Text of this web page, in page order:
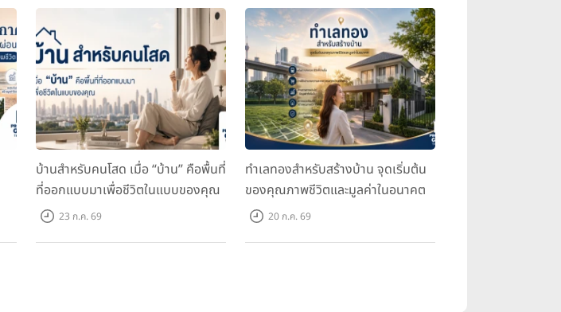
บ้านสำหรับคนโสด เมื่อ “บ้าน” คือพื้นที่
ที่ออกแบบมาเพื่อชีวิตในแบบของคุณ
23 ก.ค. 69
ทำเลทองสำหรับสร้างบ้าน จุดเริ่มต้น
ของคุณภาพชีวิตและมูลค่าในอนาคต
20 ก.ค. 69